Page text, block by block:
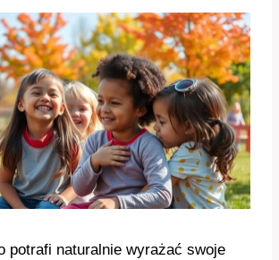
potrafi naturalnie wyrażać swoje